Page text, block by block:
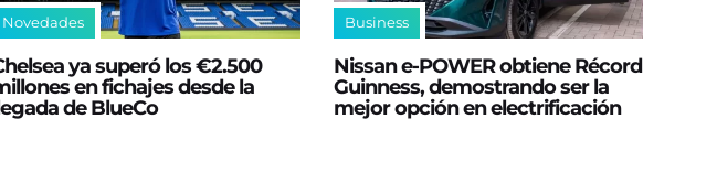
Novedades
ya superó los €2.500
en fichajes desde la
de BlueCo
Business
Nissan e‑POWER obtiene Récord
Guinness, demostrando ser la
mejor opción en electrificación